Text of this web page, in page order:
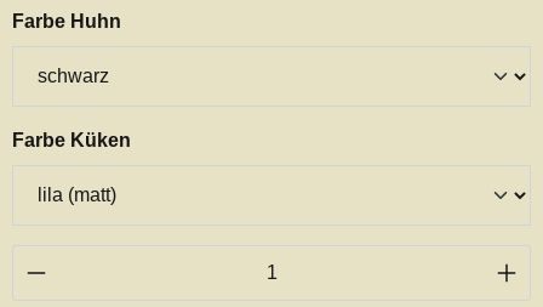
Farbe Huhn
Farbe Küken
Produkt Anzahl: Gib den gewünschten